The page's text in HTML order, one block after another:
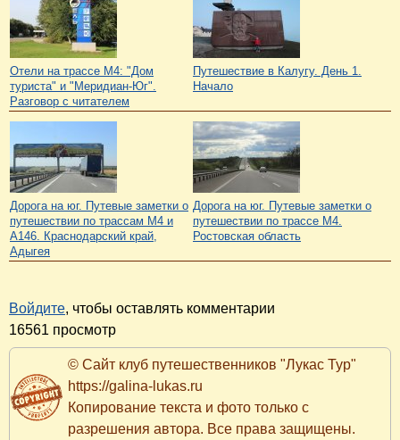
Отели на трассе М4: "Дом
туриста" и "Меридиан-Юг".
Разговор с читателем
Путешествие в Калугу. День 1.
Начало
Дорога на юг. Путевые заметки о
путешествии по трассам М4 и
А146. Краснодарский край,
Адыгея
Дорога на юг. Путевые заметки о
путешествии по трассе М4.
Ростовская область
Войдите, чтобы оставлять комментарии
16561 просмотр
© Сайт клуб путешественников "Лукас Тур"
https://galina-lukas.ru
Копирование текста и фото только с
разрешения автора. Все права защищены.